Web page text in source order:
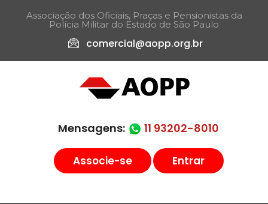
Associação dos Oficiais, Praças e Pensionistas da
Polícia Militar do Estado de São Paulo​
comercial@aopp.org.br
Mensagens: 11 93202-8010
Associe-se Entrar